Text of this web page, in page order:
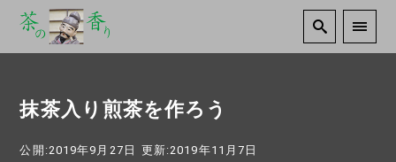
抹茶入り煎茶を作ろう
公開:2019年9月27日 更新:2019年11月7日